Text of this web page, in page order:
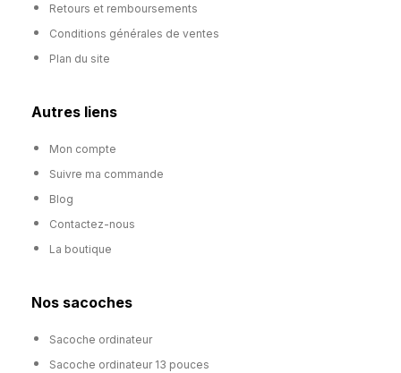
Retours et remboursements
Conditions générales de ventes
Plan du site
Autres liens
Mon compte
Suivre ma commande
Blog
Contactez-nous
La boutique
Nos sacoches
Sacoche ordinateur
Sacoche ordinateur 13 pouces